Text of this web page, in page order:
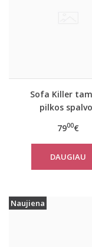
Sofa Killer
pilkos
7900€
DAUGIAU
Naujiena